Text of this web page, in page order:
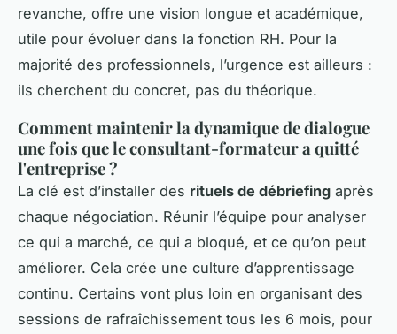
revanche, offre une vision longue et académique,
utile pour évoluer dans la fonction RH. Pour la
majorité des professionnels, l’urgence est ailleurs :
ils cherchent du concret, pas du théorique.
Comment maintenir la dynamique de dialogue
une fois que le consultant-formateur a quitté
l'entreprise ?
La clé est d’installer des rituels de débriefing après
chaque négociation. Réunir l’équipe pour analyser
ce qui a marché, ce qui a bloqué, et ce qu’on peut
améliorer. Cela crée une culture d’apprentissage
continu. Certains vont plus loin en organisant des
sessions de rafraîchissement tous les 6 mois, pour